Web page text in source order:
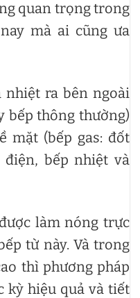
quan trọng trong
mà ai cũng ưa
nhiệt ra bên ngoài
bếp thông thường)
mặt (bếp gas: đốt
bếp nhiệt và
làm nóng trực
từ này. Và trong
thì phương pháp
kỳ hiệu quả và tiết